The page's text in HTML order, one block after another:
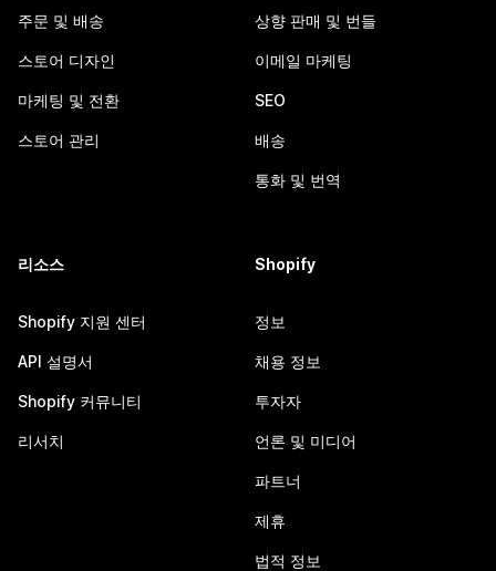
주문 및 배송
스토어 디자인
마케팅 및 전환
스토어 관리
상향 판매 및 번들
이메일 마케팅
SEO
배송
통화 및 번역
리소스
Shopify 지원 센터
API 설명서
Shopify 커뮤니티
리서치
Shopify
정보
채용 정보
투자자
언론 및 미디어
파트너
제휴
법적 정보